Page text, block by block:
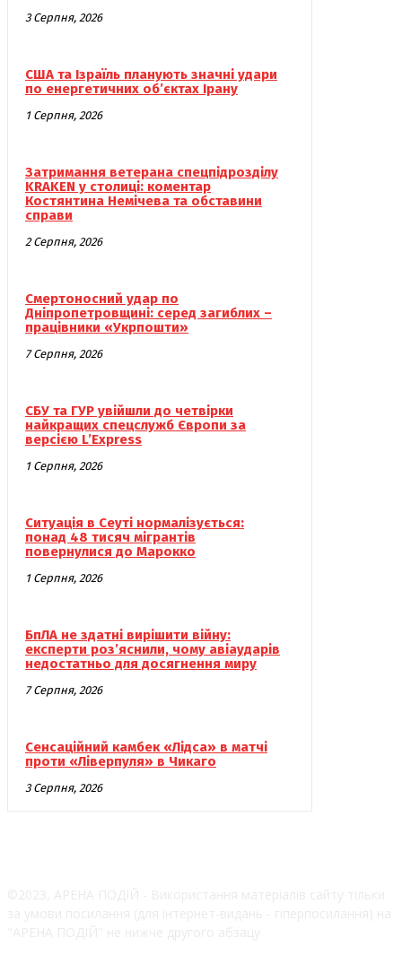
3 Серпня, 2026
США та Ізраїль планують значні удари
по енергетичних об’єктах Ірану
1 Серпня, 2026
Затримання ветерана спецпідрозділу
KRAKEN у столиці: коментар
Костянтина Немічева та обставини
справи
2 Серпня, 2026
Смертоносний удар по
Дніпропетровщині: серед загиблих –
працівники «Укрпошти»
7 Серпня, 2026
СБУ та ГУР увійшли до четвірки
найкращих спецслужб Європи за
версією L’Express
1 Серпня, 2026
Ситуація в Сеуті нормалізується:
понад 48 тисяч мігрантів
повернулися до Марокко
1 Серпня, 2026
БпЛА не здатні вирішити війну:
експерти роз’яснили, чому авіаударів
недостатньо для досягнення миру
7 Серпня, 2026
Сенсаційний камбек «Лідса» в матчі
проти «Ліверпуля» в Чикаго
3 Серпня, 2026